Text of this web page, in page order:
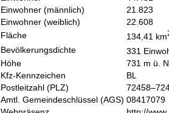
Einwohner (männlich)
21.823
Einwohner (weiblich)
22.608
Fläche
134,41 km
Bevölkerungsdichte 331
Höhe
731 m ü.
Kfz-Kennzeichen
BL
Postleitzahl (PLZ)
Amtl. Gemeindeschlüssel (AGS) 08417079